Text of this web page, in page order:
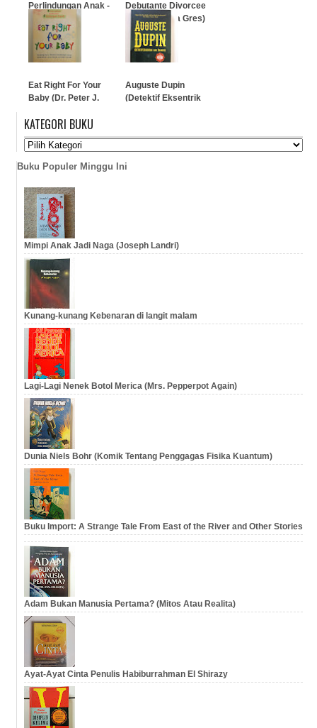
Perlindungan Anak -
Arif Gosita
…
Debutante Divorcee
(Janda-Janda Gres)
…
Eat Right For Your
Baby (Dr. Peter J.
…
Auguste Dupin
(Detektif Eksentrik
…
KATEGORI BUKU
Buku Populer Minggu Ini
Mimpi Anak Jadi Naga (Joseph Landri)
Kunang-kunang Kebenaran di langit malam
Lagi-Lagi Nenek Botol Merica (Mrs. Pepperpot Again)
Dunia Niels Bohr (Komik Tentang Penggagas Fisika Kuantum)
Buku Import: A Strange Tale From East of the River and Other Stories
Adam Bukan Manusia Pertama? (Mitos Atau Realita)
Ayat-Ayat Cinta Penulis Habiburrahman El Shirazy